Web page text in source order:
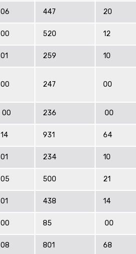
06 447 20
00 520 12
01 259 10
00 247 00
00 236 00
14 931 64
01 234 10
05 500 21
01 438 14
00 85 00
08 801 68